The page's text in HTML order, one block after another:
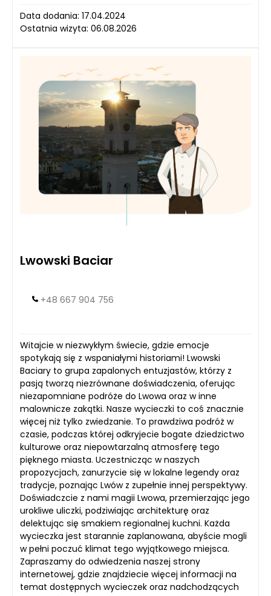
Data dodania: 17.04.2024
Ostatnia wizyta: 06.08.2026
Lwowski Baciar
+48 667 904 756
Witajcie w niezwykłym świecie, gdzie emocje
spotykają się z wspaniałymi historiami! Lwowski
Baciary to grupa zapalonych entuzjastów, którzy z
pasją tworzą niezrównane doświadczenia, oferując
niezapomniane podróże do Lwowa oraz w inne
malownicze zakątki. Nasze wycieczki to coś znacznie
więcej niż tylko zwiedzanie. To prawdziwa podróż w
czasie, podczas której odkryjecie bogate dziedzictwo
kulturowe oraz niepowtarzalną atmosferę tego
pięknego miasta. Uczestnicząc w naszych
propozycjach, zanurzycie się w lokalne legendy oraz
tradycje, poznając Lwów z zupełnie innej perspektywy.
Doświadczcie z nami magii Lwowa, przemierzając jego
urokliwe uliczki, podziwiając architekturę oraz
delektując się smakiem regionalnej kuchni. Każda
wycieczka jest starannie zaplanowana, abyście mogli
w pełni poczuć klimat tego wyjątkowego miejsca.
Zapraszamy do odwiedzenia naszej strony
internetowej, gdzie znajdziecie więcej informacji na
temat dostępnych wycieczek oraz nadchodzących